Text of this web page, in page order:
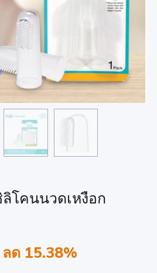
โคนนวดเหงือก
ลด 15.38%